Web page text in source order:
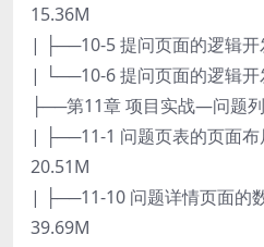
15.36M
| ├──10-5 提问页面的逻辑
| └──10-6 提问页面的逻辑
├──第11章 项目实战—问题
| ├──11-1 问题页表的页面
20.51M
| ├──11-10 问题详情页面的
39.69M